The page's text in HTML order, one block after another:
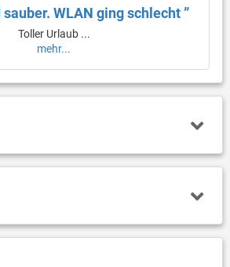
WLAN ging schlecht ”
Toller Urlaub ...
mehr...